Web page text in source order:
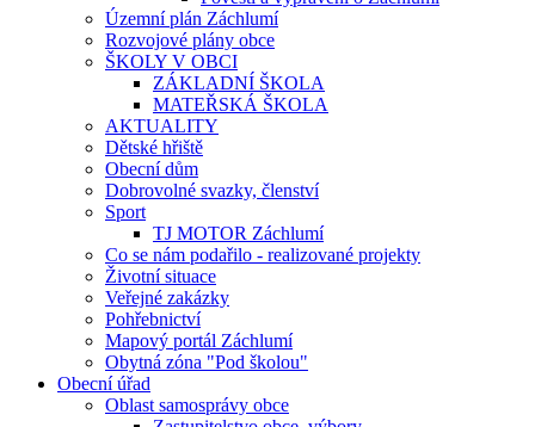
Územní plán Záchlumí
Rozvojové plány obce
ŠKOLY V OBCI
ZÁKLADNÍ ŠKOLA
MATEŘSKÁ ŠKOLA
AKTUALITY
Dětské hřiště
Obecní dům
Dobrovolné svazky, členství
Sport
TJ MOTOR Záchlumí
Co se nám podařilo - realizované projekty
Životní situace
Veřejné zakázky
Pohřebnictví
Mapový portál Záchlumí
Obytná zóna "Pod školou"
Obecní úřad
Oblast samosprávy obce